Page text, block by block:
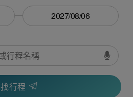
找行程